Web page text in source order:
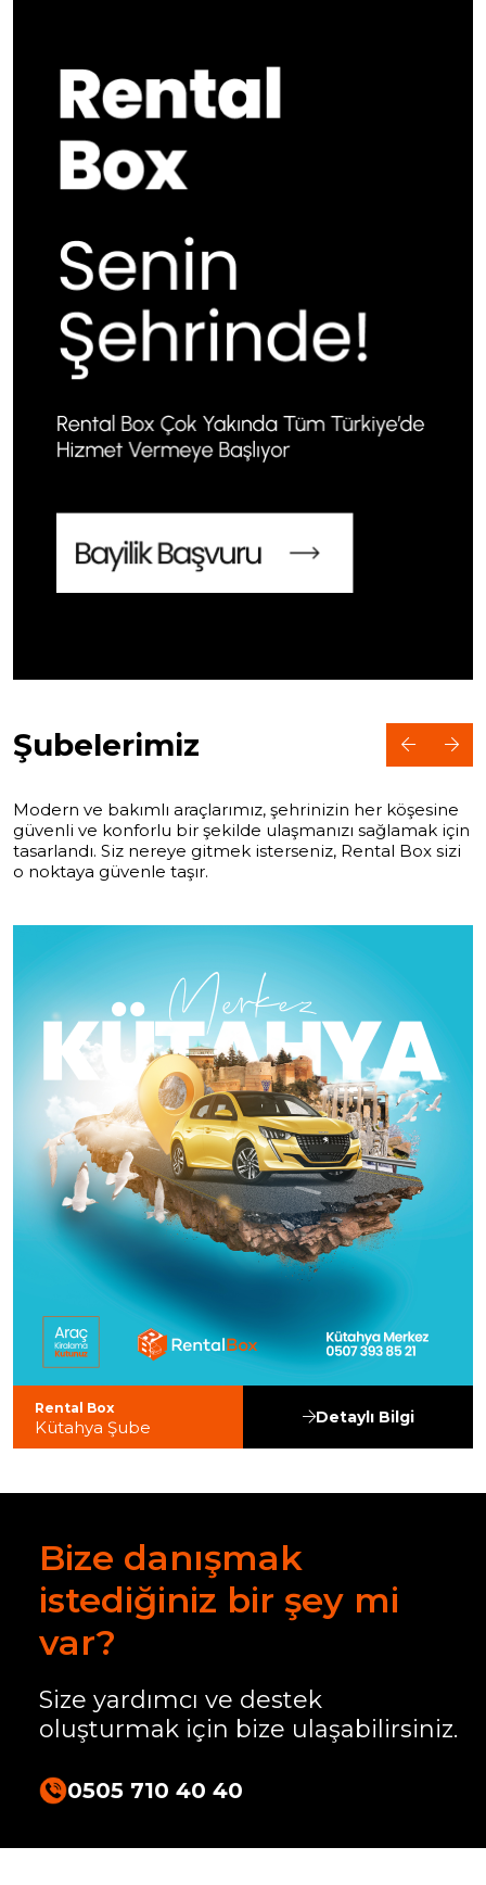
Şubelerimiz
Modern ve bakımlı araçlarımız, şehrinizin her köşesine
güvenli ve konforlu bir şekilde ulaşmanızı sağlamak için
tasarlandı. Siz nereye gitmek isterseniz, Rental Box sizi
o noktaya güvenle taşır.
Rental Box
Kütahya Şube Detaylı Bilgi
Bize danışmak
istediğiniz bir şey mi
var?
Size yardımcı ve destek
oluşturmak için bize ulaşabilirsiniz.
0505 710 40 40